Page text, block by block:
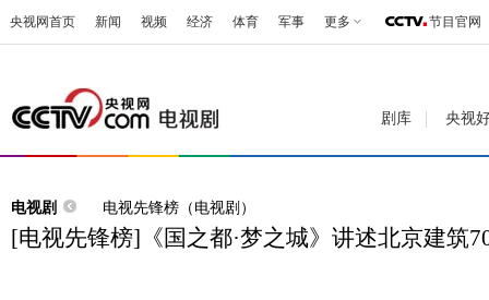
央视网首页 新闻 视频 经济 体育 军事 更多 节目官网
剧库 央视
电视剧 电视先锋榜（电视剧）
[电视先锋榜]《国之都·梦之城》讲述北京建筑